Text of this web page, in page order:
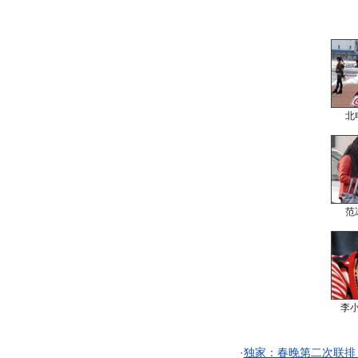
北
范
李
·独家：春晚第二次联